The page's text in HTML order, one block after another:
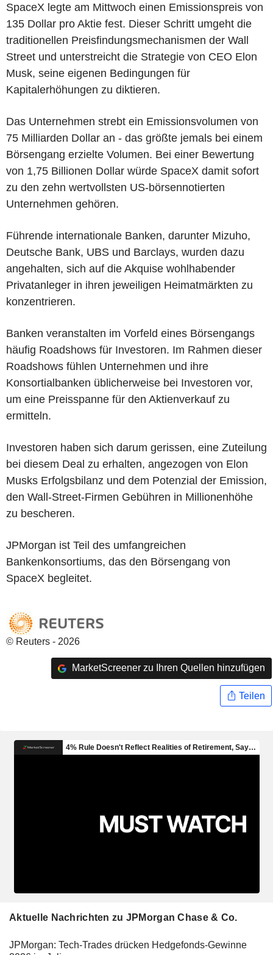
SpaceX legte am Mittwoch einen Emissionspreis von
135 Dollar pro Aktie fest. Dieser Schritt umgeht die
traditionellen Preisfindungsmechanismen der Wall
Street und unterstreicht die Strategie von CEO Elon
Musk, seine eigenen Bedingungen für
Kapitalerhöhungen zu diktieren.
Das Unternehmen strebt ein Emissionsvolumen von
75 Milliarden Dollar an - das größte jemals bei einem
Börsengang erzielte Volumen. Bei einer Bewertung
von 1,75 Billionen Dollar würde SpaceX damit sofort
zu den zehn wertvollsten US-börsennotierten
Unternehmen gehören.
Führende internationale Banken, darunter Mizuho,
Deutsche Bank, UBS und Barclays, wurden dazu
angehalten, sich auf die Akquise wohlhabender
Privatanleger in ihren jeweiligen Heimatmärkten zu
konzentrieren.
Banken veranstalten im Vorfeld eines Börsengangs
häufig Roadshows für Investoren. Im Rahmen dieser
Roadshows fühlen Unternehmen und ihre
Konsortialbanken üblicherweise bei Investoren vor,
um eine Preisspanne für den Aktienverkauf zu
ermitteln.
Investoren haben sich darum gerissen, eine Zuteilung
bei diesem Deal zu erhalten, angezogen von Elon
Musks Erfolgsbilanz und dem Potenzial der Emission,
den Wall-Street-Firmen Gebühren in Millionenhöhe
zu bescheren.
JPMorgan ist Teil des umfangreichen
Bankenkonsortiums, das den Börsengang von
SpaceX begleitet.
© Reuters - 2026
MarketScreener zu Ihren Quellen hinzufügen
Teilen
Aktuelle Nachrichten zu JPMorgan Chase & Co.
JPMorgan: Tech-Trades drücken Hedgefonds-Gewinne